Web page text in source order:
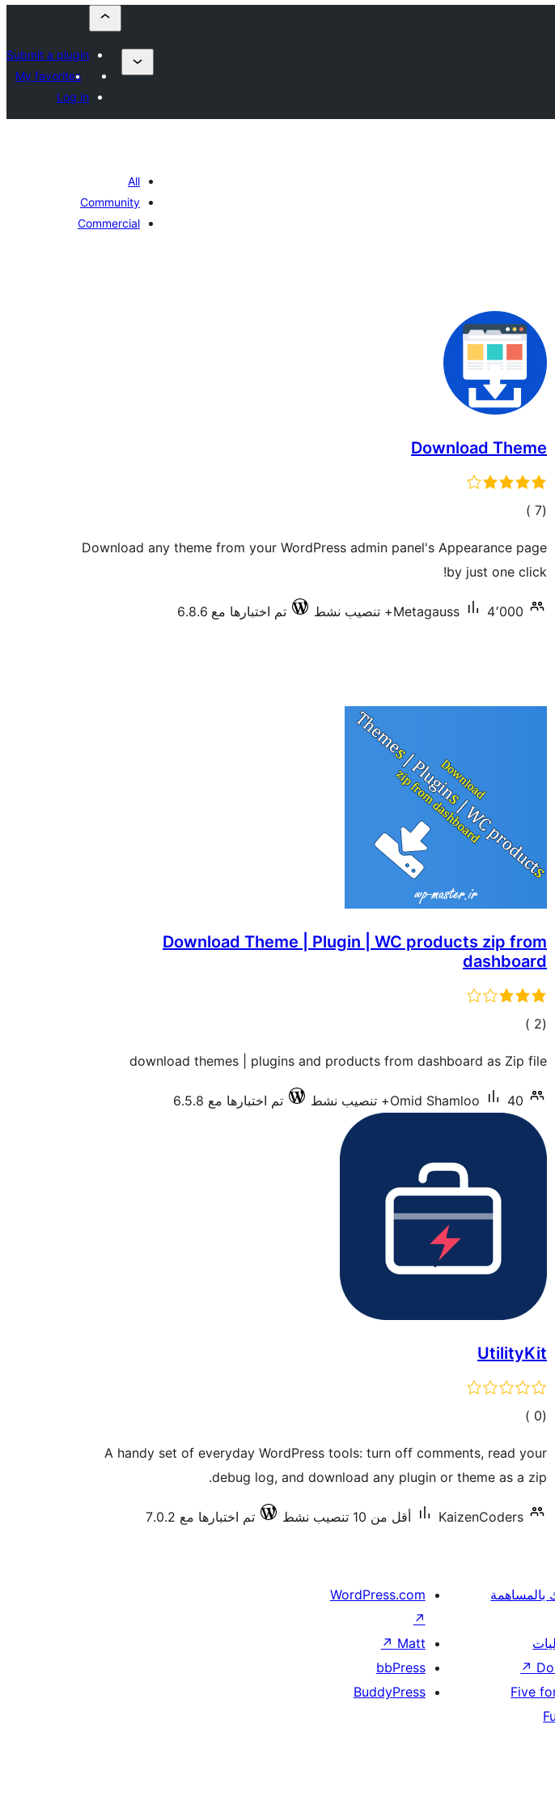
Submit a plugin
My favorites
Log in
All
Community
Commercial
Download Theme
(7
إجمالي)
Download any theme from your WordPress admin panel's Appearance page
by just one click!
Metagauss 4٬000+ تنصيب نشط تم اختبارها مع 6.8.6
Download Theme | Plugin | WC products zip from
dashboard
(2
إجمالي)
download themes | plugins and products from dashboard as Zip file
Omid Shamloo 40+ تنصيب نشط تم اختبارها مع 6.5.8
UtilityKit
(0
إجمالي)
A handy set of everyday WordPress tools: turn off comments, read your
debug log, and download any plugin or theme as a zip.
KaizenCoders أقل من 10 تنصيب نشط تم اختبارها مع 7.0.2
بالمساهمة
↗
Five
WordPress.com
↗
Matt
↗
bbPress
BuddyPress